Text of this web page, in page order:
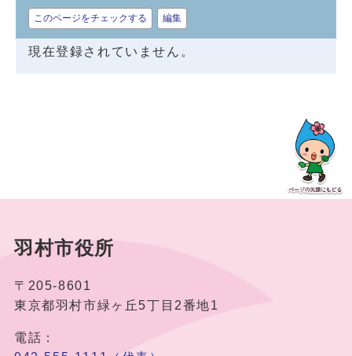
このページをチェックする 編集
現在登録されていません。
羽村市役所
〒205-8601
東京都羽村市緑ヶ丘5丁目2番地1
電話：